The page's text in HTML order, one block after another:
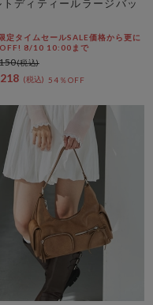
トディティールラージバッ
定タイムセールSALE価格から更に
8/10 10:00まで
54％OFF